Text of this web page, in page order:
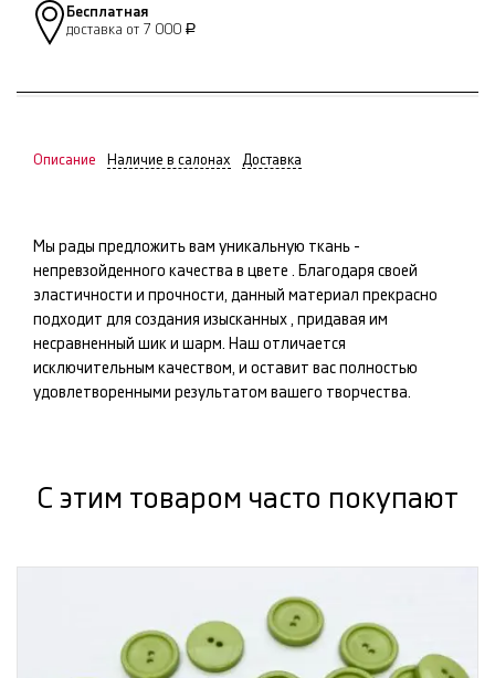
Бесплатная
доставка от 7 000 Р
Описание Наличие в салонах Доставка
Мы рады предложить вам уникальную ткань -
непревзойденного качества в цвете . Благодаря своей
эластичности и прочности, данный материал прекрасно
подходит для создания изысканных , придавая им
несравненный шик и шарм. Наш отличается
исключительным качеством, и оставит вас полностью
удовлетворенными результатом вашего творчества.
С этим товаром часто покупают